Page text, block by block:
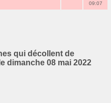
09:07
qui décollent de
dimanche 08 mai 2022